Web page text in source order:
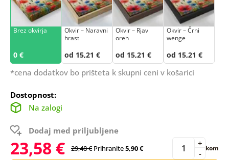
Brez okvirja
0 €
Okvir – Naravni
hrast
od 15,21 €
Okvir – Rjav
oreh
od 15,21 €
Okvir – Črni
wenge
od 15,21 €
*cena dodatkov bo prišteta k skupni ceni v košarici
Dostopnost:
Na zalogi
Dodaj med priljubljene
23,58 € 29,48 € Prihranite5,90 € -
+ kom